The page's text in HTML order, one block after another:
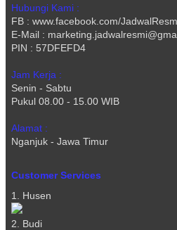
Hubungi Kami :
FB : www.facebook.com/
E-Mail :
PIN : 57DFEFD4
Jam Kerja :
Senin - Sabtu
Pukul 08.00 - 15.00 WIB
Alamat :
Nganjuk - Jawa Timur
Customer Services
1. Husen
2. Budi